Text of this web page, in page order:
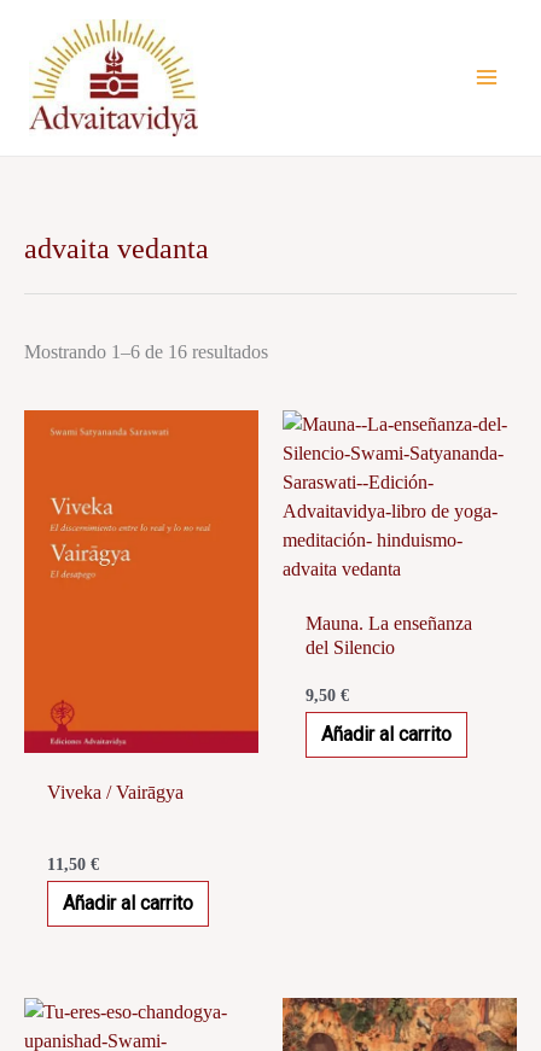
contenido
advaita vedanta
Mostrando 1–6 de 16 resultados
Viveka / Vairāgya
11,50€
Añadir al carrito
Mauna. La enseñanza
del Silencio
9,50€
Añadir al carrito